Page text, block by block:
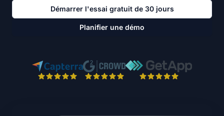
Démarrer l'essai gratuit de 30 jours
Planifier une démo